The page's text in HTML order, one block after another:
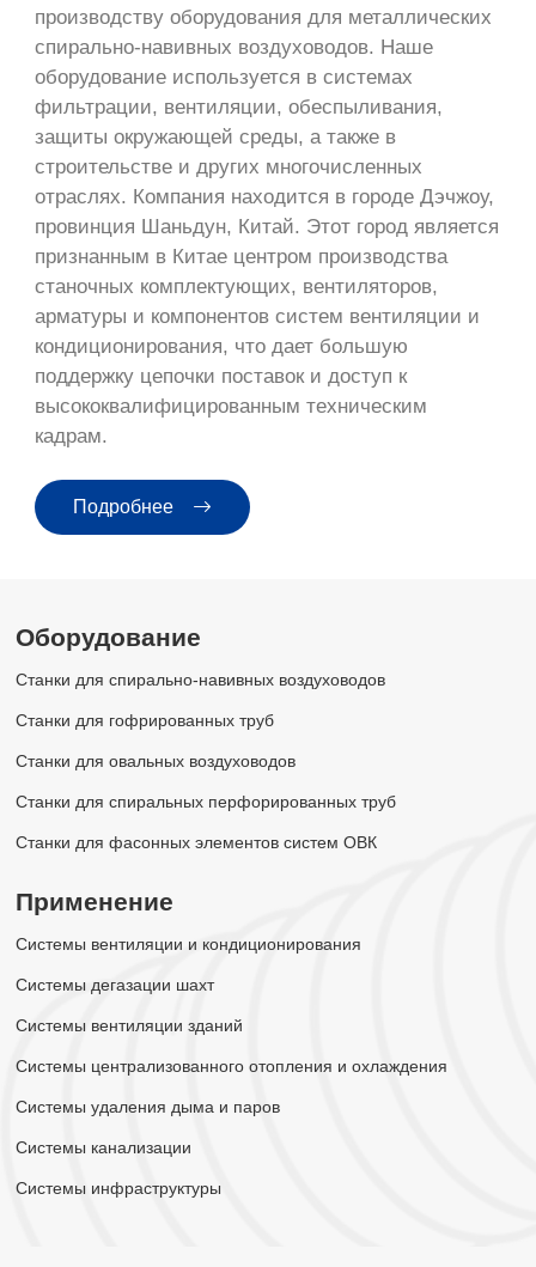
производству оборудования для металлических
спирально-навивных воздуховодов. Наше
оборудование используется в системах
фильтрации, вентиляции, обеспыливания,
защиты окружающей среды, а также в
строительстве и других многочисленных
отраслях. Компания находится в городе Дэчжоу,
провинция Шаньдун, Китай. Этот город является
признанным в Китае центром производства
станочных комплектующих, вентиляторов,
арматуры и компонентов систем вентиляции и
кондиционирования, что дает большую
поддержку цепочки поставок и доступ к
высококвалифицированным техническим
кадрам.
Подробнее
Оборудование
Станки для спирально-навивных воздуховодов
Станки для гофрированных труб
Станки для овальных воздуховодов
Станки для спиральных перфорированных труб
Станки для фасонных элементов систем ОВК
Применение
Системы вентиляции и кондиционирования
Системы дегазации шахт
Системы вентиляции зданий
Системы централизованного отопления и охлаждения
Системы удаления дыма и паров
Системы канализации
Системы инфраструктуры